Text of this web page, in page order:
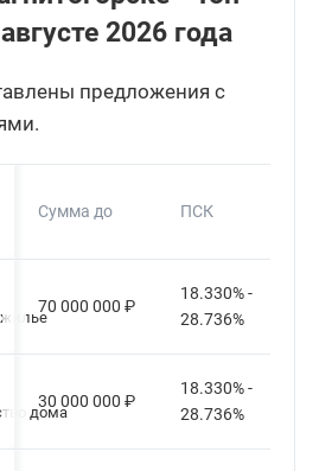
2026 года
предложения с
Сумма до ПСК
жилье
70 000 000 ₽
18.330% -
28.736%
дома
30 000 000 ₽
18.330% -
28.736%